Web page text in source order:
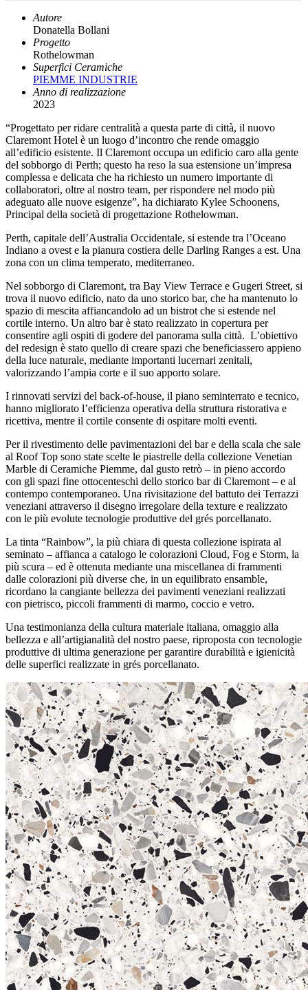
Autore
Donatella Bollani
Progetto
Rothelowman
Superfici Ceramiche
PIEMME INDUSTRIE
Anno di realizzazione
2023
“Progettato per ridare centralità a questa parte di città, il nuovo
Claremont Hotel è un luogo d’incontro che rende omaggio
all’edificio esistente. Il Claremont occupa un edificio caro alla gente
del sobborgo di Perth; questo ha reso la sua estensione un’impresa
complessa e delicata che ha richiesto un numero importante di
collaboratori, oltre al nostro team, per rispondere nel modo più
adeguato alle nuove esigenze”, ha dichiarato Kylee Schoonens,
Principal della società di progettazione Rothelowman.
Perth, capitale dell’Australia Occidentale, si estende tra l’Oceano
Indiano a ovest e la pianura costiera delle Darling Ranges a est. Una
zona con un clima temperato, mediterraneo.
Nel sobborgo di Claremont, tra Bay View Terrace e Gugeri Street, si
trova il nuovo edificio, nato da uno storico bar, che ha mantenuto lo
spazio di mescita affiancandolo ad un bistrot che si estende nel
cortile interno. Un altro bar è stato realizzato in copertura per
consentire agli ospiti di godere del panorama sulla città. L’obiettivo
del redesign è stato quello di creare spazi che beneficiassero appieno
della luce naturale, mediante importanti lucernari zenitali,
valorizzando l’ampia corte e il suo apporto solare.
I rinnovati servizi del back-of-house, il piano seminterrato e tecnico,
hanno migliorato l’efficienza operativa della struttura ristorativa e
ricettiva, mentre il cortile consente di ospitare molti eventi.
Per il rivestimento delle pavimentazioni del bar e della scala che sale
al Roof Top sono state scelte le piastrelle della collezione Venetian
Marble di Ceramiche Piemme, dal gusto retrò – in pieno accordo
con gli spazi fine ottocenteschi dello storico bar di Claremont – e al
contempo contemporaneo. Una rivisitazione del battuto dei Terrazzi
veneziani attraverso il disegno irregolare della texture e realizzato
con le più evolute tecnologie produttive del grés porcellanato.
La tinta “Rainbow”, la più chiara di questa collezione ispirata al
seminato – affianca a catalogo le colorazioni Cloud, Fog e Storm, la
più scura – ed è ottenuta mediante una miscellanea di frammenti
dalle colorazioni più diverse che, in un equilibrato ensamble,
ricordano la cangiante bellezza dei pavimenti veneziani realizzati
con pietrisco, piccoli frammenti di marmo, coccio e vetro.
Una testimonianza della cultura materiale italiana, omaggio alla
bellezza e all’artigianalità del nostro paese, riproposta con tecnologie
produttive di ultima generazione per garantire durabilità e igienicità
delle superfici realizzate in grés porcellanato.